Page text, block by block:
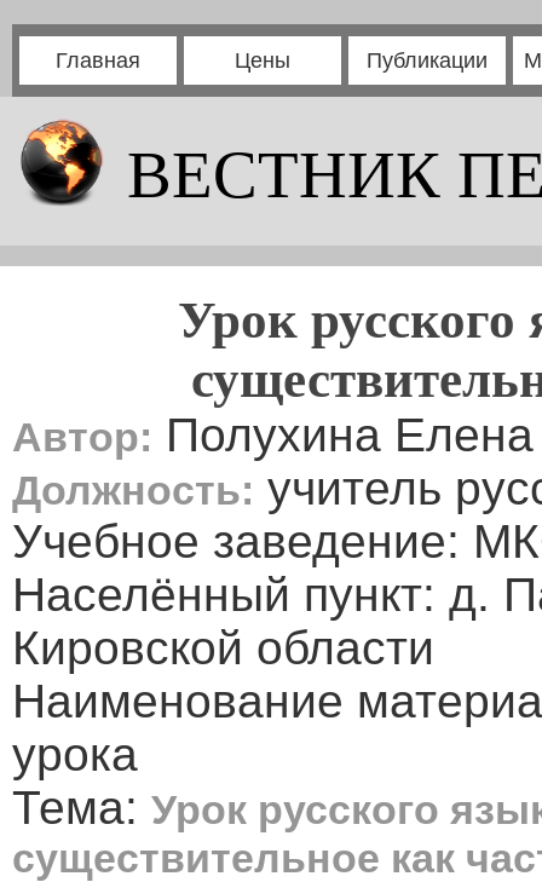
Главная Цены Публикации
ВЕСТНИК
Урок
Автор: Полухина
Должность: учитель
Учебное заведение:
Населённый пункт: д.
Кировской области
Наименование
урока
Тема: Урок русского
существительное как